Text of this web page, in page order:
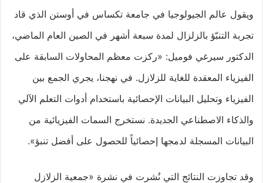
ويقول عالم الجيولوجيا في جامعة تكساس في أوستن الذي قاد
تجربة التنبّؤ بالزلزال لمدة سبعة أشهر في الصين العام الماضي،
الدكتور سيرغي فوميل: «ركزت معظم المحاولات السابقة على
الفيزياء المعقدة للغاية للزلازل. في نهجنا، يجري الجمع بين
الفيزياء وتحليل البيانات الإحصائية باستخدام أدوات التعلم الآلي
والذكاء الاصطناعي الجديدة. نستخرج السمات الفيزيائية من
البيانات المسجلة لدمجها إحصائياً للحصول على أفضل تنبؤ».
وقد تجاوزت النتائج التي نُشرت في نشرة «جمعية الزلازل